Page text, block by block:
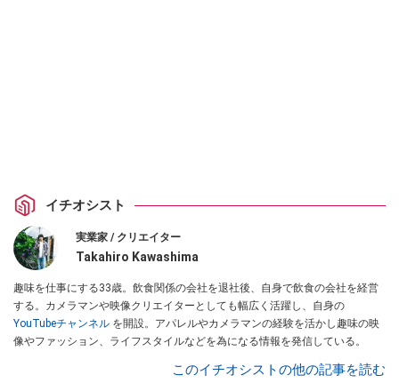
イチオシスト
実業家 / クリエイター
Takahiro Kawashima
趣味を仕事にする33歳。飲食関係の会社を退社後、自身で飲食の会社を経営
する。カメラマンや映像クリエイターとしても幅広く活躍し、自身の
YouTubeチャンネル を開設。アパレルやカメラマンの経験を活かし趣味の映
像やファッション、ライフスタイルなどを為になる情報を発信している。
このイチオシストの他の記事を読む